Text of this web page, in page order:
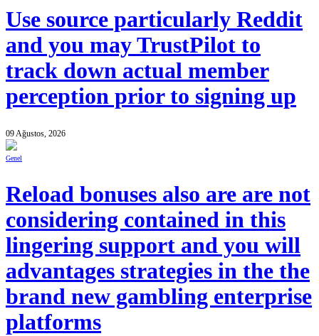
Use source particularly Reddit
and you may TrustPilot to
track down actual member
perception prior to signing up
09 Ağustos, 2026
Genel
Reload bonuses also are are not
considering contained in this
lingering support and you will
advantages strategies in the the
brand new gambling enterprise
platforms